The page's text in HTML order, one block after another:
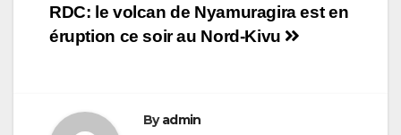
Navigation
de
RDC: le volcan de Nyamuragira est en
éruption ce soir au Nord-Kivu
Byadmin